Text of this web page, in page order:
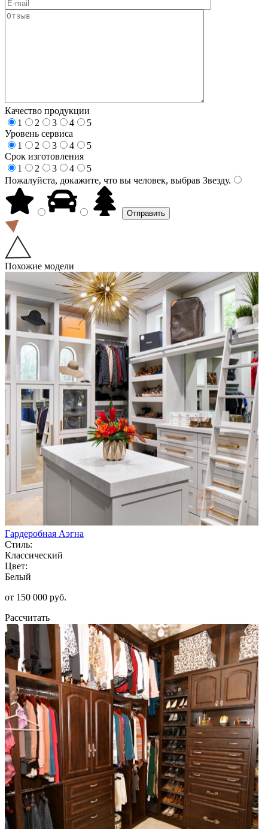
Качество продукции
1
2 3 4
5
Уровень сервиса
1
2 3 4
5
Срок изготовления
1
2 3 4
5
Пожалуйста, докажите, что вы человек, выбрав Звезду.
Похожие модели
Гардеробная Аэгна
Стиль:
Классический
Цвет:
Белый
от 150 000 руб.
Рассчитать